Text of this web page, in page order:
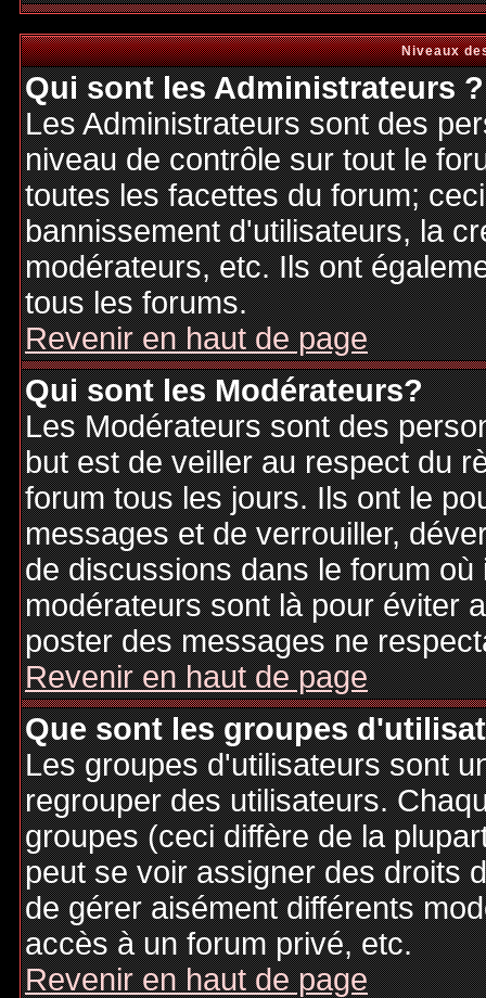
Niveaux
Qui sont les Administrateurs ?
Les Administrateurs sont des
niveau de contrôle sur tout le
toutes les facettes du forum;
bannissement d'utilisateurs, la
modérateurs, etc. Ils ont
tous les forums.
Revenir en haut de page
Qui sont les Modérateurs?
Les Modérateurs sont des
but est de veiller au respect du
forum tous les jours. Ils ont le
messages et de verrouiller,
de discussions dans le forum
modérateurs sont là pour éviter
poster des messages ne
Revenir en haut de page
Que sont les groupes
Les groupes d'utilisateurs sont
regrouper des utilisateurs.
groupes (ceci diffère de la
peut se voir assigner des droits
de gérer aisément différents
accès à un forum privé, etc.
Revenir en haut de page